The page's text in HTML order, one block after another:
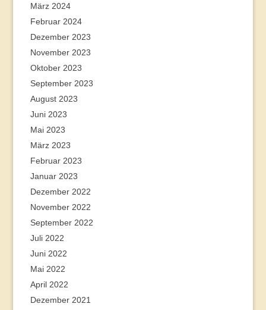
März 2024
Februar 2024
Dezember 2023
November 2023
Oktober 2023
September 2023
August 2023
Juni 2023
Mai 2023
März 2023
Februar 2023
Januar 2023
Dezember 2022
November 2022
September 2022
Juli 2022
Juni 2022
Mai 2022
April 2022
Dezember 2021